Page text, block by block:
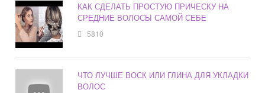
КАК СДЕЛАТЬ ПРОСТУЮ ПРИЧЕСКУ НА
СРЕДНИЕ ВОЛОСЫ САМОЙ СЕБЕ
5810
ЧТО ЛУЧШЕ ВОСК ИЛИ ГЛИНА ДЛЯ УКЛАДКИ
ВОЛОС